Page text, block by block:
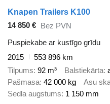
Knapen Trailers K100
14 850 € Bez PVN
Puspiekabe ar kustīgo grīdu
2015
553 896 km
Tilpums 92 m³ Balstiekārta
Pašmasa 42 000 kg Asu
Sedla augstums 1 150 mm